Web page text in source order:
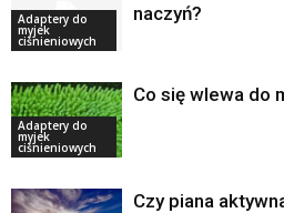
Adaptery do
myjek
ciśnieniowych
naczyń?
Adaptery do
myjek
ciśnieniowych
Co się wlewa do
Czy piana